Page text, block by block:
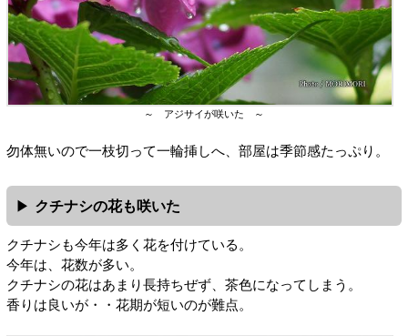
～ アジサイが咲いた ～
勿体無いので一枝切って一輪挿しへ、部屋は季節感たっぷり。
クチナシの花も咲いた
クチナシも今年は多く花を付けている。
今年は、花数が多い。
クチナシの花はあまり長持ちぜず、茶色になってしまう。
香りは良いが・・花期が短いのが難点。